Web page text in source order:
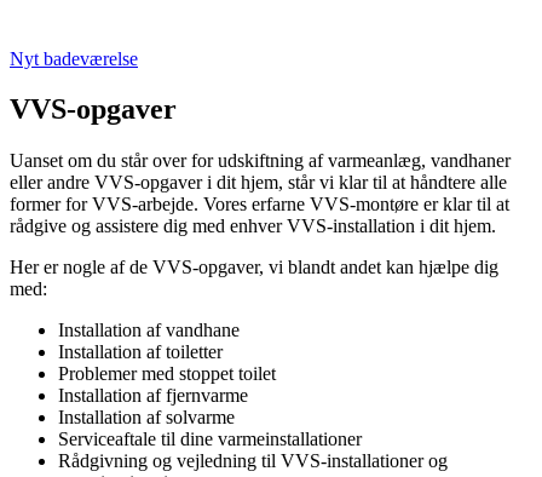
Nyt badeværelse
VVS-opgaver
Uanset om du står over for udskiftning af varmeanlæg, vandhaner
eller andre VVS-opgaver i dit hjem, står vi klar til at håndtere alle
former for VVS-arbejde. Vores erfarne VVS-montøre er klar til at
rådgive og assistere dig med enhver VVS-installation i dit hjem.
Her er nogle af de VVS-opgaver, vi blandt andet kan hjælpe dig
med:
Installation af vandhane
Installation af toiletter
Problemer med stoppet toilet
Installation af fjernvarme
Installation af solvarme
Serviceaftale til dine varmeinstallationer
Rådgivning og vejledning til VVS-installationer og